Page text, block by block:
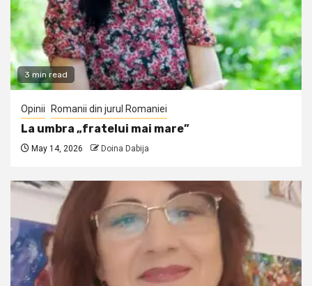
3 min read
Opinii Romanii din jurul Romaniei
La umbra „fratelui mai mare”
May 14, 2026 Doina Dabija